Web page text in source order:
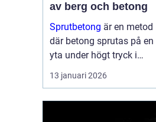
av berg och betong
Sprutbetong är en metod
där betong sprutas på en
yta under högt tryck i
stället för att gjutas i
formar. Tekniken a...
13 januari 2026